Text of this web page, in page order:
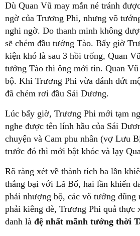
Dù Quan Vũ may mắn né tránh
ngờ của Trương Phi, nhưng võ
nghi ngờ. Do thanh minh không
sẽ chém đầu tướng Tào. Bấy giờ
kiện khó là sau 3 hồi trống, Quan
tướng Tào thì ông mới tin. Quan Vũ
bộ. Khi Trương Phi vừa đánh dứt
đã chém rơi đầu Sái Dương.
Lúc bấy giờ, Trương Phi mới tạm
nghe được tên lính hầu của Sái
chuyện và Cam phu nhân (vợ Lưu
trước đó thì mới bật khóc và lạy
Rõ ràng xét về thành tích ba lần
thắng bại với Lã Bố, hai lần khiến
phải nhượng bộ, các võ tướng dũng
phải kiêng dè, Trương Phi quả thực
danh là đệ nhất mãnh tướng thời